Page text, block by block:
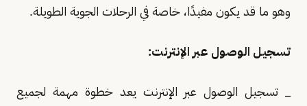
وهو ما قد يكون مفيدًا، خاصة في الرحلات الجوية الطويلة.
تسجيل الوصول عبر الإنترنت:
_ تسجيل الوصول عبر الإنترنت يعد خطوة مهمة لجميع